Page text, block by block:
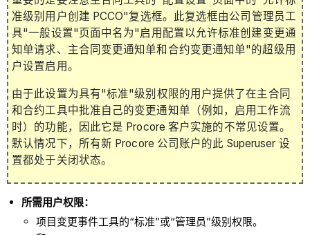
准级别用户创建 PCCO"复选框。此复选框由公司管理员工
具"一般设置"页面中名为"启用配置以允许标准创建变更通
知单请求、主合同变更通知单和合约变更通知单"的超级用
户设置启用。
由于此设置为具有"标准"级别权限的用户提供了在主合同
和合约工具中批准自己的变更通知单（例如，启用工作流
时）的功能，因此它是 Procore 客户实施的不常见设置。
默认情况下，所有新 Procore 公司账户的此 Superuser 设
置都处于关闭状态。
所需用户权限：
项目变更事件工具的“标准”或“管理员”级别权限。